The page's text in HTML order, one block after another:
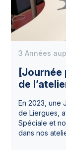
[Journée
de
3 Années
En 2023, une
de Liergues,
Spéciale et
dans nos